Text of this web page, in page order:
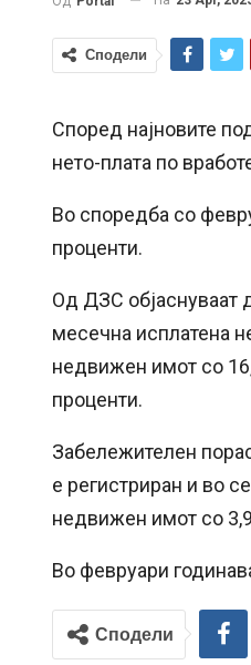
Сподели
Според најновите
нето-плата по
Во споредба со
проценти.
Од ДЗС објаснуваат
месечна исплатена
недвижен имот со
проценти.
Забележителен
е регистриран и во
недвижен имот со
Во февруари
Сподели